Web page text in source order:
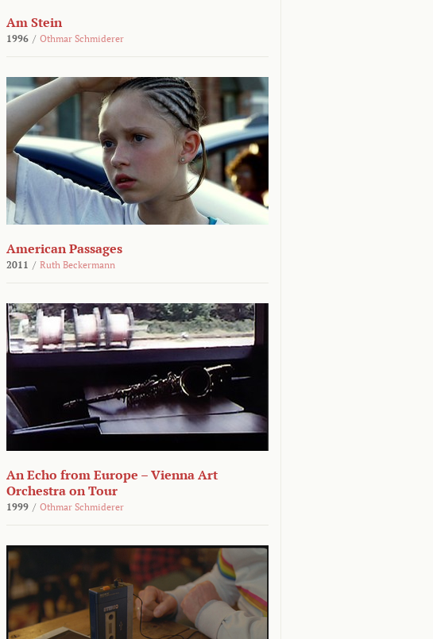
Am Stein
1996 / Othmar Schmiderer
American Passages
2011 / Ruth Beckermann
An Echo from Europe – Vienna Art
Orchestra on Tour
1999 / Othmar Schmiderer